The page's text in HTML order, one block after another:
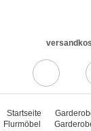
Startseite
Flurmöbel